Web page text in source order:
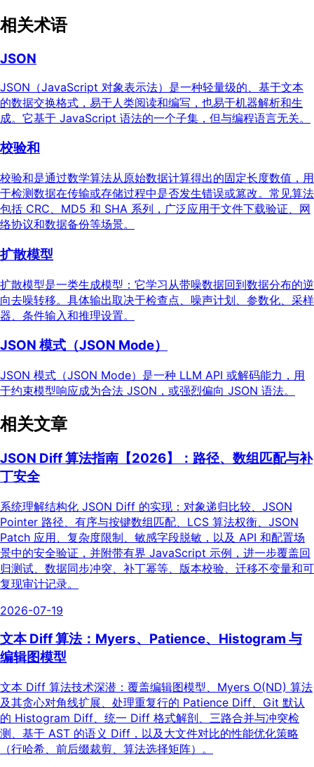
相关术语
JSON
JSON（JavaScript 对象表示法）是一种轻量级的、基于文本
的数据交换格式，易于人类阅读和编写，也易于机器解析和生
成。它基于 JavaScript 语法的一个子集，但与编程语言无关。
校验和
校验和是通过数学算法从原始数据计算得出的固定长度数值，用
于检测数据在传输或存储过程中是否发生错误或篡改。常见算法
包括 CRC、MD5 和 SHA 系列，广泛应用于文件下载验证、网
络协议和数据备份等场景。
扩散模型
扩散模型是一类生成模型：它学习从带噪数据回到数据分布的逆
向去噪转移。具体输出取决于检查点、噪声计划、参数化、采样
器、条件输入和推理设置。
JSON 模式（JSON Mode）
JSON 模式（JSON Mode）是一种 LLM API 或解码能力，用
于约束模型响应成为合法 JSON，或强烈偏向 JSON 语法。
相关文章
JSON Diff 算法指南【2026】：路径、数组匹配与补
丁安全
系统理解结构化 JSON Diff 的实现：对象递归比较、JSON
Pointer 路径、有序与按键数组匹配、LCS 算法权衡、JSON
Patch 应用、复杂度限制、敏感字段脱敏，以及 API 和配置场
景中的安全验证，并附带有界 JavaScript 示例，进一步覆盖回
归测试、数据同步冲突、补丁幂等、版本校验、迁移不变量和可
复现审计记录。
2026-07-19
文本 Diff 算法：Myers、Patience、Histogram 与
编辑图模型
文本 Diff 算法技术深潜：覆盖编辑图模型、Myers O(ND) 算法
及其贪心对角线扩展、处理重复行的 Patience Diff、Git 默认
的 Histogram Diff、统一 Diff 格式解剖、三路合并与冲突检
测、基于 AST 的语义 Diff，以及大文件对比的性能优化策略
（行哈希、前后缀裁剪、算法选择矩阵）。